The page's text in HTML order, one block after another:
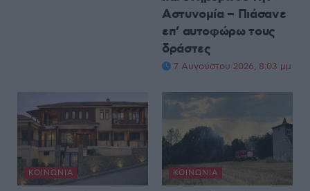
Αστυνομία – Πιάσανε
επ’ αυτοφώρω τους
δράστες
7 Αυγούστου 2026, 8:03 μμ
ΚΟΙΝΩΝΊΑ ΚΟΙΝΩΝΊΑ